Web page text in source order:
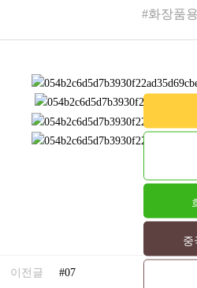
중
#화장품용
이전글 #07